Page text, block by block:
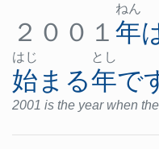
２００１
ねん
年
はじ
始まる
とし
年で
2001 is the year when